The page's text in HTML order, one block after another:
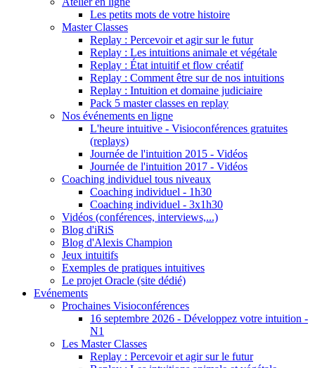
Les petits mots de votre histoire
Master Classes
Replay : Percevoir et agir sur le futur
Replay : Les intuitions animale et végétale
Replay : État intuitif et flow créatif
Replay : Comment être sur de nos intuitions
Replay : Intuition et domaine judiciaire
Pack 5 master classes en replay
Nos événements en ligne
L'heure intuitive - Visioconférences gratuites
(replays)
Journée de l'intuition 2015 - Vidéos
Journée de l'intuition 2017 - Vidéos
Coaching individuel tous niveaux
Coaching individuel - 1h30
Coaching individuel - 3x1h30
Vidéos (conférences, interviews,...)
Blog d'iRiS
Blog d'Alexis Champion
Jeux intuitifs
Exemples de pratiques intuitives
Le projet Oracle (site dédié)
Evénements
Prochaines Visioconférences
16 septembre 2026 - Développez votre intuition -
N1
Les Master Classes
Replay : Percevoir et agir sur le futur